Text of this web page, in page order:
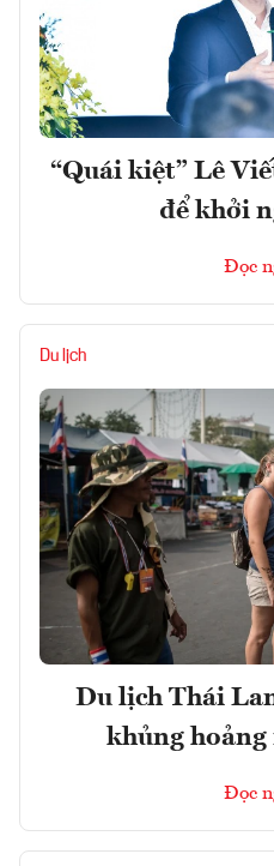
“Quái kiệt” Lê
để khởi
Đọc
Du lịch
Du lịch Thái
khủng
Đọc